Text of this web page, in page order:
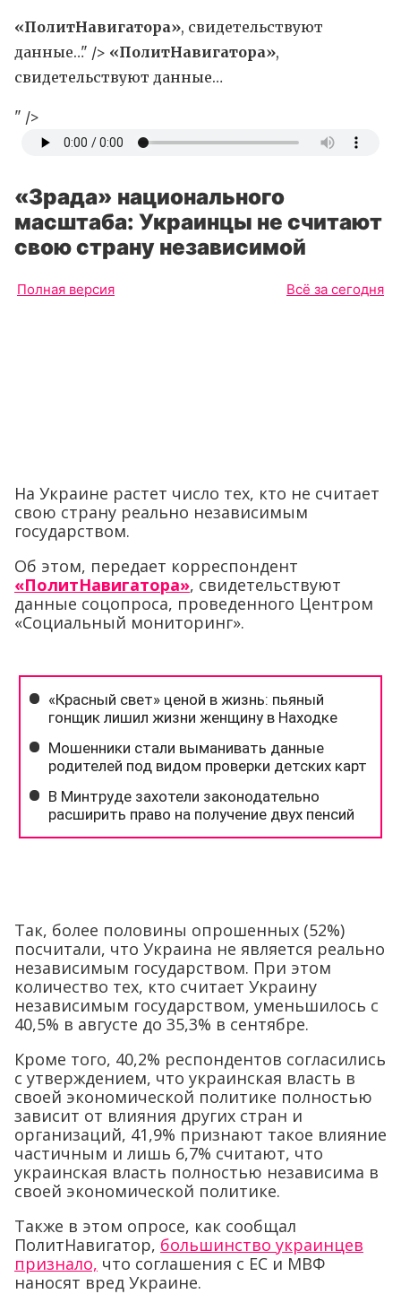
«ПолитНавигатора», свидетельствуют
данные…" /> «ПолитНавигатора»,
свидетельствуют данные…
" />
«Зрада» национального
масштаба: Украинцы не считают
свою страну независимой
Полная версия Всё за сегодня
На Украине растет число тех, кто не считает
свою страну реально независимым
государством.
Об этом, передает корреспондент
«ПолитНавигатора», свидетельствуют
данные соцопроса, проведенного Центром
«Социальный мониторинг».
Так, более половины опрошенных (52%)
посчитали, что Украина не является реально
независимым государством. При этом
количество тех, кто считает Украину
независимым государством, уменьшилось с
40,5% в августе до 35,3% в сентябре.
Кроме того, 40,2% респондентов согласились
с утверждением, что украинская власть в
своей экономической политике полностью
зависит от влияния других стран и
организаций, 41,9% признают такое влияние
частичным и лишь 6,7% считают, что
украинская власть полностью независима в
своей экономической политике.
Также в этом опросе, как сообщал
ПолитНавигатор, большинство украинцев
признало, что соглашения с ЕС и МВФ
наносят вред Украине.